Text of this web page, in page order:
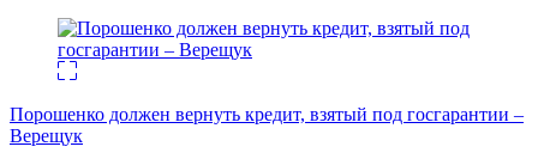
Порошенко должен вернуть кредит, взятый под госгарантии –
Верещук